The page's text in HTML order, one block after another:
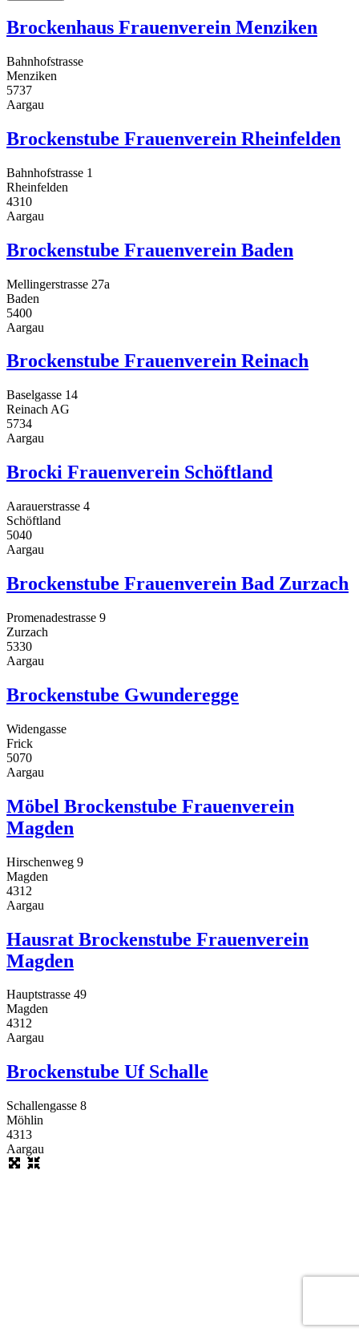
Brockenhaus Frauenverein Menziken
Bahnhofstrasse
Menziken
5737
Aargau
Brockenstube Frauenverein Rheinfelden
Bahnhofstrasse 1
Rheinfelden
4310
Aargau
Brockenstube Frauenverein Baden
Mellingerstrasse 27a
Baden
5400
Aargau
Brockenstube Frauenverein Reinach
Baselgasse 14
Reinach AG
5734
Aargau
Brocki Frauenverein Schöftland
Aarauerstrasse 4
Schöftland
5040
Aargau
Brockenstube Frauenverein Bad Zurzach
Promenadestrasse 9
Zurzach
5330
Aargau
Brockenstube Gwunderegge
Widengasse
Frick
5070
Aargau
Möbel Brockenstube Frauenverein
Magden
Hirschenweg 9
Magden
4312
Aargau
Hausrat Brockenstube Frauenverein
Magden
Hauptstrasse 49
Magden
4312
Aargau
Brockenstube Uf Schalle
Schallengasse 8
Möhlin
4313
Aargau